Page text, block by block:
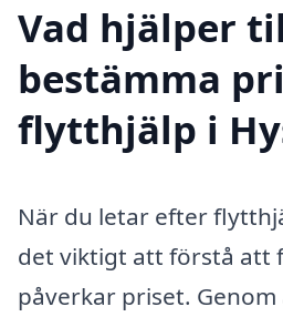
Vad hjälper
bestämma
flytthjälp i
När du letar efter
det viktigt att förstå att
påverkar priset.